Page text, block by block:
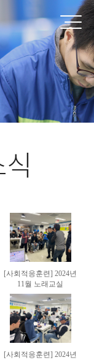
[사회적응훈련] 2024년
11월 노래교실
[사회적응훈련] 2024년